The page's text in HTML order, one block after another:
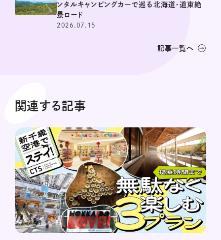
ンタルキャンピングカーで巡る北海道・道東絶
景ロード
2026.07.15
記事一覧へ
関連する記事